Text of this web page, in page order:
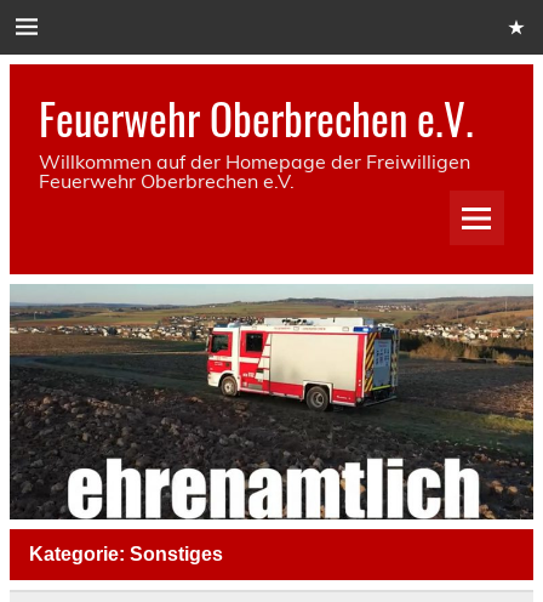
to
Feuerwehr Oberbrechen e.V.
Willkommen auf der Homepage der Freiwilligen
Feuerwehr Oberbrechen e.V.
Kategorie: Sonstiges